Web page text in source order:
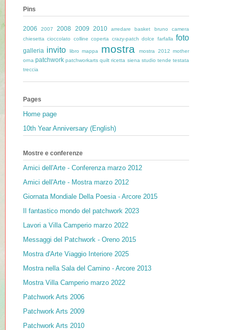
Pins
2006 2007 2008 2009 2010 arredare basket bruno
camera
chiesetta cioccolato colline coperta crazy-patch dolce farfalla foto
galleria invito libro mappa mostra mostra 2012 mother
orna patchwork patchworkarts quilt ricetta siena studio tende testata
treccia
Pages
Home page
10th Year Anniversary (English)
Mostre e conferenze
Amici dell'Arte - Conferenza marzo 2012
Amici dell'Arte - Mostra marzo 2012
Giornata Mondiale Della Poesia - Arcore 2015
Il fantastico mondo del patchwork 2023
Lavori a Villa Camperio marzo 2022
Messaggi del Patchwork - Oreno 2015
Mostra d'Arte Viaggio Interiore 2025
Mostra nella Sala del Camino - Arcore 2013
Mostra Villa Camperio marzo 2022
Patchwork Arts 2006
Patchwork Arts 2009
Patchwork Arts 2010